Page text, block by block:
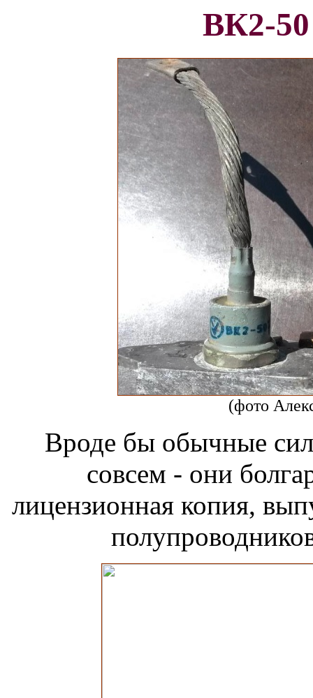
ВК2-
(фото
Вроде бы обычные
совсем - они
лицензионная копия,